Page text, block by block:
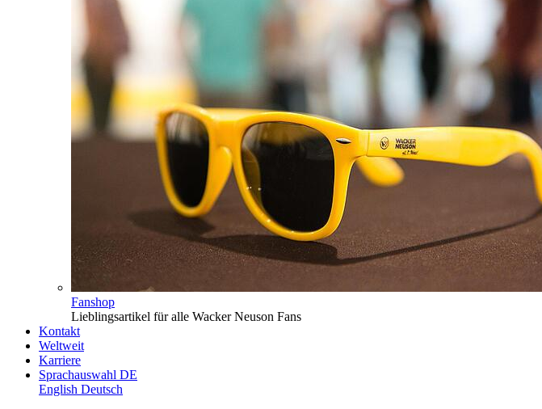
Fanshop
Lieblingsartikel für alle Wacker Neuson Fans
Kontakt
Weltweit
Karriere
Sprachauswahl DE
English Deutsch